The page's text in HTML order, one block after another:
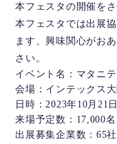
本フェスタの開催を
本フェスタでは出展
ます、興味関心がお
さい。
イベント名：マタニ
会場：インテックス大
日時：2023年10月21
来場予定数：17,000
出展募集企業数：65